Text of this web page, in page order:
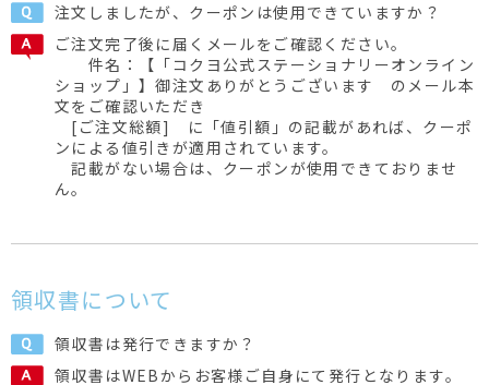
注文しましたが、クーポンは使用できていますか？
ご注文完了後に届くメールをご確認ください。
件名：【「コクヨ公式ステーショナリーオンライン
ショップ」】御注文ありがとうございます のメール本
文をご確認いただき
[ご注文総額] に「値引額」の記載があれば、クーポ
ンによる値引きが適用されています。
記載がない場合は、クーポンが使用できておりませ
ん。
領収書について
領収書は発行できますか？
領収書はWEBからお客様ご自身にて発行となります。